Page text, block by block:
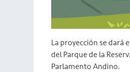
La proyección se dará
del Parque de la
Parlamento Andino.